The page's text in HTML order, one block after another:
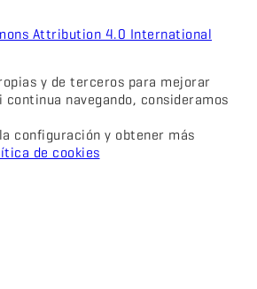
Attribution 4.0 International
y de terceros para mejorar
navegando, consideramos
configuración y obtener más
de cookies